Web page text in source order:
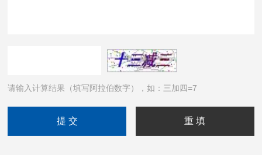
请输入计算结果（填写阿拉伯数字），如：三加四=7